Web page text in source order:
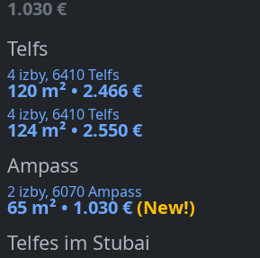
1.030 €
Telfs
4 izby, 6410 Telfs
120 m² • 2.466 €
4 izby, 6410 Telfs
124 m² • 2.550 €
Ampass
2 izby, 6070 Ampass
65 m² • 1.030 €(New!)
Telfes im Stubai